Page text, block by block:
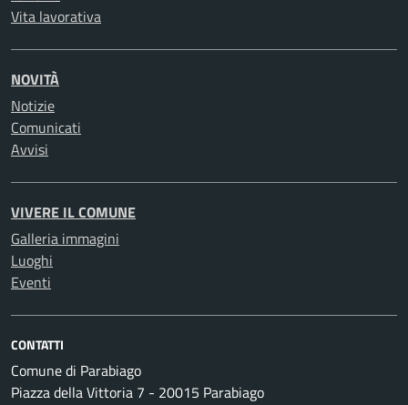
Vita lavorativa
NOVITÀ
Notizie
Comunicati
Avvisi
VIVERE IL COMUNE
Galleria immagini
Luoghi
Eventi
CONTATTI
Comune di Parabiago
Piazza della Vittoria 7 - 20015 Parabiago